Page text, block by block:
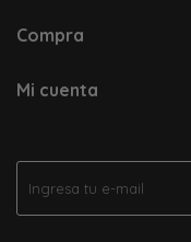
Compra
Mi cuenta